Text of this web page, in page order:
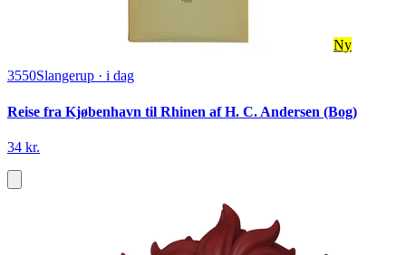
Ny
3550Slangerup · i dag
Reise fra Kjøbenhavn til Rhinen af H. C. Andersen (Bog)
34 kr.